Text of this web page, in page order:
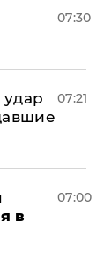
07:30
07:21
в
07:00